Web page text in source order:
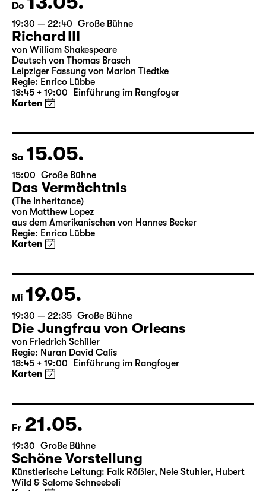
Do 13.05.
19:30 — 22:40 Große Bühne
Richard III
von William Shakespeare
Deutsch von Thomas Brasch
18:45 + 19:00 Einführung im Rangfoyer
Karten
Sa 15.05.
15:00 Große Bühne
Das Vermächtnis
(The Inheritance)
Regie: Enrico Lübbe
Karten
Mi 19.05.
19:30 — 22:35 Große Bühne
Die Jungfrau von Orleans
18:45 + 19:00 Einführung im Rangfoyer
Karten
Fr 21.05.